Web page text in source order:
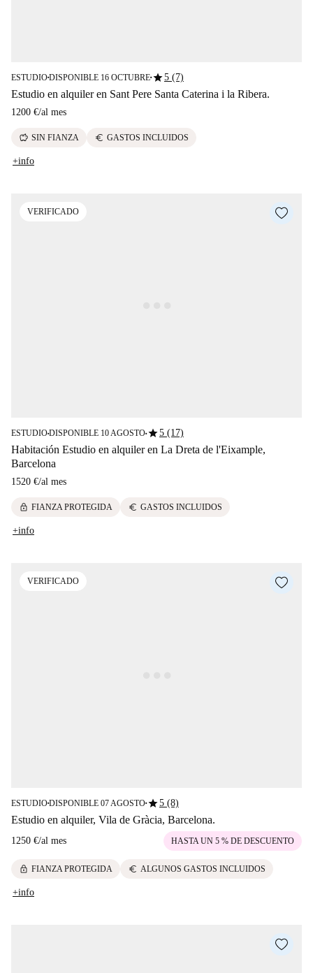
ESTUDIO■DISPONIBLE 16 OCTUBRE■star5 (7)
Estudio en alquiler en Sant Pere Santa Caterina i la Ribera.
1200 €/al mes
savings SIN FIANZA euro GASTOS INCLUIDOS
+info
VERIFICADO
ESTUDIO■DISPONIBLE 10 AGOSTO■star5 (17)
Habitación Estudio en alquiler en La Dreta de l'Eixample,
Barcelona
1520 €/al mes
lock FIANZA PROTEGIDA euro GASTOS INCLUIDOS
+info
VERIFICADO
ESTUDIO■DISPONIBLE 07 AGOSTO■star5 (8)
Estudio en alquiler, Vila de Gràcia, Barcelona.
1250 €/al mes HASTA UN 5 % DE DESCUENTO
lock FIANZA PROTEGIDA euro ALGUNOS GASTOS INCLUIDOS
+info